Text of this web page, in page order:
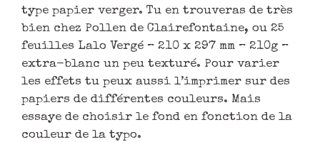
type papier verger. Tu en trouveras de très
bien chez Pollen de Clairefontaine, ou 25
feuilles Lalo Vergé – 210 x 297 mm – 210g –
extra-blanc un peu texturé. Pour varier
les effets tu peux aussi l’imprimer sur des
papiers de différentes couleurs. Mais
essaye de choisir le fond en fonction de la
couleur de la typo.